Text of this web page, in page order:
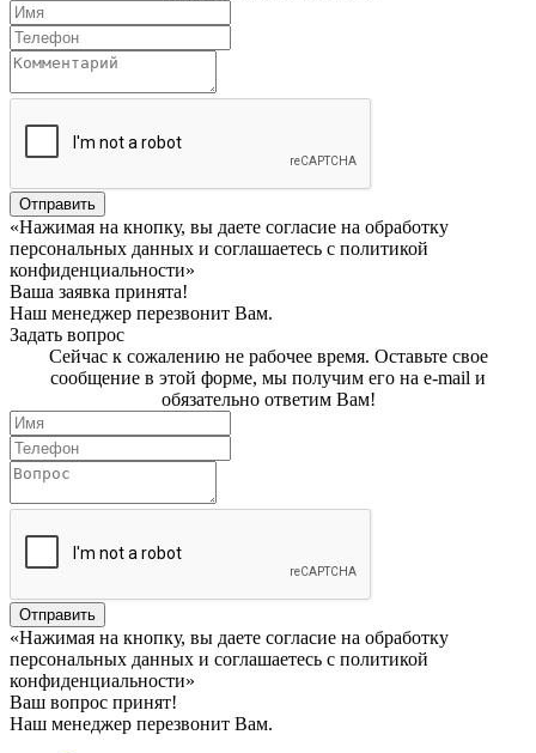
Отправить
«Нажимая на кнопку, вы даете согласие на обработку
персональных данных и соглашаетесь c политикой
конфиденциальности»
Ваша заявка принята!
Наш менеджер перезвонит Вам.
Задать вопрос
Сейчас к сожалению не рабочее время. Оставьте свое
сообщение в этой форме, мы получим его на e-mail и
обязательно ответим Вам!
Отправить
«Нажимая на кнопку, вы даете согласие на обработку
персональных данных и соглашаетесь c политикой
конфиденциальности»
Ваш вопрос принят!
Наш менеджер перезвонит Вам.